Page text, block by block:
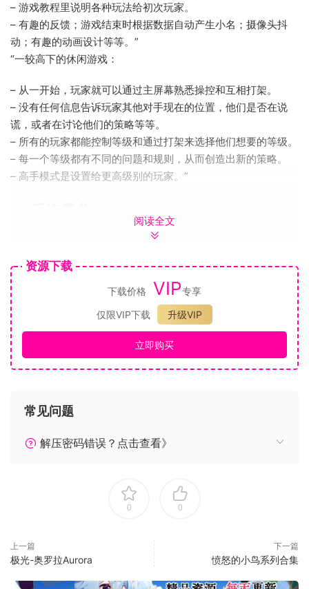
– 游戏教程里说明各种玩法给初次玩家。
– 有趣的反馈；游戏结束时根据数据自动产生小名；摄像头抖
动；有趣的动画设计等等。”
“一较高下的休闲游戏：
– 从一开始，玩家就可以通过主屏幕熟悉操控和互相打架。
– 没有任何信息告诉玩家其他对手现在的位置，他们是否在说
谎，或者在讨论他们的策略等等。
– 所有的玩家都能控制等级和通过打架来选择他们想要的等级。
– 每一个等级都有不同的问题和规则，从而创造出新的策略。
– 高手模式是设置给更高级别的玩家。”
Mac OS X
SteamOS + Linux
需要 64 位处理器和操作系统
操作系统: Windows 7 64-bit
处理器: Intel Core i3-4160 @ 2.60GHz
DirectX 版本: 11
声卡: DirectX compatible soundcard or onboard
处理器: Intel Core i5-4460 @3.20GHz or AMD
FX-9370
阅读全文
资源下载
下载价格 VIP专享
仅限VIP下载
升级VIP
立即购买
常见问题
解压密码错误？点击查看》
0 0
上一篇
极光-奥罗拉Aurora
下一篇
愤怒的小鸟系列合集